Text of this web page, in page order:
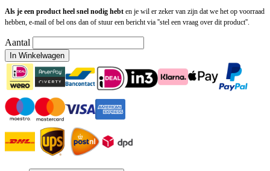
Als je een product heel snel nodig hebt en je wil er zeker van zijn dat we het op voorraad
hebben, e-mail of bel ons dan of stuur een bericht via ''stel een vraag over dit product''.
Aantal
In Winkelwagen